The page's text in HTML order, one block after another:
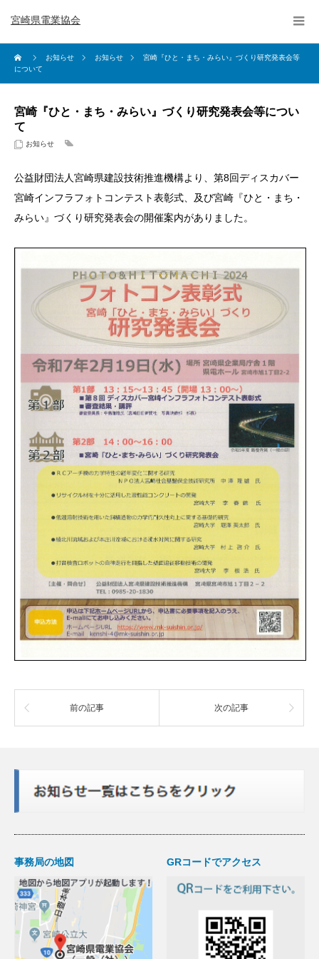
宮崎県電業協会
お知らせ お知らせ
宮崎『ひと・まち・みらい』づくり研究発表会等
について
宮崎『ひと・まち・みらい』づくり研究発表会等につい
て
お知らせ
公益財団法人宮崎県建設技術推進機構より、第8回ディスカバー
宮崎インフラフォトコンテスト表彰式、及び宮崎『ひと・まち・
みらい』づくり研究発表会の開催案内がありました。
前の記事 次の記事
事務局の地図 GRコードでアクセス